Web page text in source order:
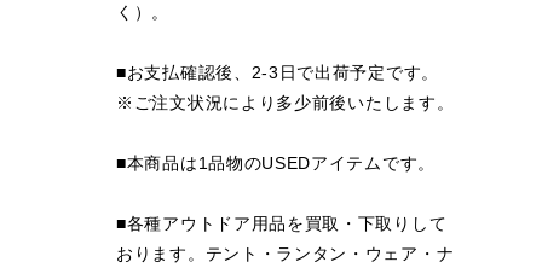
く）。
■お支払確認後、2-3日で出荷予定です。
※ ご注文状況により多少前後いたします。
■本商品は1品物のUSEDアイテムです。
■各種アウトドア用品を買取・下取りして
おります。テント・ランタン・ウェア・ナ